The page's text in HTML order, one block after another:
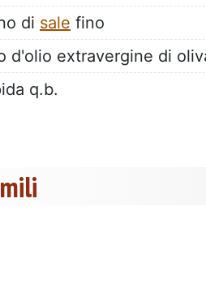
di sale fino
d'olio extravergine di
q.b.